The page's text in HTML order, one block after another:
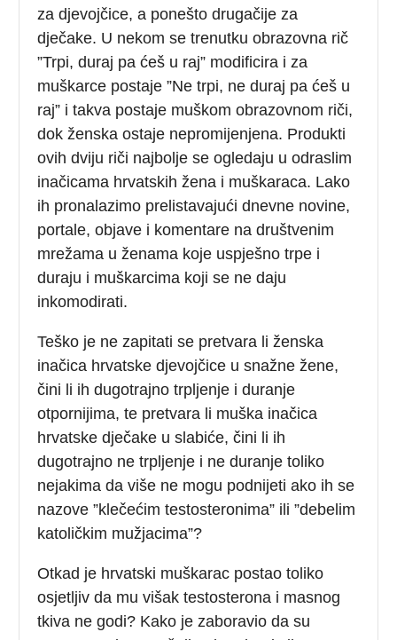
za djevojčice, a ponešto drugačije za
dječake. U nekom se trenutku obrazovna rič
”Trpi, duraj pa ćeš u raj” modificira i za
muškarce postaje ”Ne trpi, ne duraj pa ćeš u
raj” i takva postaje muškom obrazovnom riči,
dok ženska ostaje nepromijenjena. Produkti
ovih dviju riči najbolje se ogledaju u odraslim
inačicama hrvatskih žena i muškaraca. Lako
ih pronalazimo prelistavajući dnevne novine,
portale, objave i komentare na društvenim
mrežama u ženama koje uspješno trpe i
duraju i muškarcima koji se ne daju
inkomodirati.
Teško je ne zapitati se pretvara li ženska
inačica hrvatske djevojčice u snažne žene,
čini li ih dugotrajno trpljenje i duranje
otpornijima, te pretvara li muška inačica
hrvatske dječake u slabiće, čini li ih
dugotrajno ne trpljenje i ne duranje toliko
nejakima da više ne mogu podnijeti ako ih se
nazove ”klečećim testosteronima” ili ”debelim
katoličkim mužjacima”?
Otkad je hrvatski muškarac postao toliko
osjetljiv da mu višak testosterona i masnog
tkiva ne godi? Kako je zaboravio da su